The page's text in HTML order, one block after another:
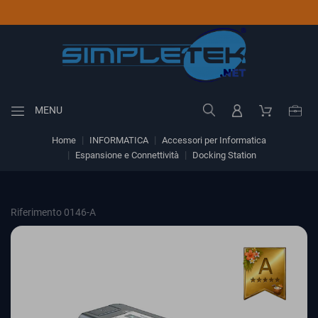
MENU
Home INFORMATICA
Accessori per Informatica
Espansione e Connettività
Docking Station
Riferimento 0146-A